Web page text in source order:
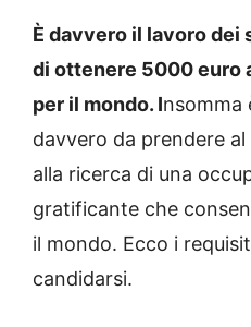
È davvero il lavoro dei
di ottenere 5000 euro
per il mondo. Insomma
davvero da prendere
alla ricerca di una
gratificante che
il mondo. Ecco i
candidarsi.